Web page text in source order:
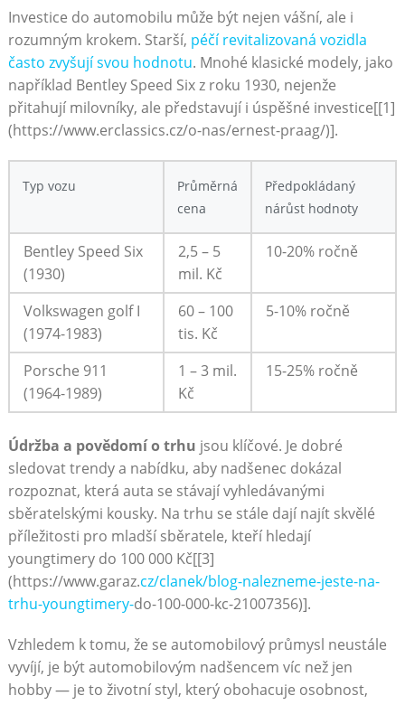
Investice do automobilu může být nejen vášní, ale i
rozumným krokem. Starší, péčí revitalizovaná vozidla
často zvyšují svou hodnotu. Mnohé klasické modely, jako
například Bentley Speed Six z roku 1930, nejenže
přitahují milovníky, ale představují i úspěšné investice[[1]
(https://www.erclassics.cz/o-nas/ernest-praag/)].
Typ vozu
Průměrná
cena
Předpokládaný
nárůst hodnoty
Bentley Speed Six
(1930)
2,5 – 5
mil. Kč
10-20% ročně
Volkswagen golf I
(1974-1983)
60 – 100
tis. Kč
5-10% ročně
Porsche 911
(1964-1989)
1 – 3 mil.
Kč
15-25% ročně
Údržba a povědomí o trhu jsou klíčové. Je dobré
sledovat trendy a nabídku, aby nadšenec dokázal
rozpoznat, která auta se stávají vyhledávanými
sběratelskými kousky. Na trhu se stále dají najít skvělé
příležitosti pro mladší sběratele, kteří hledají
youngtimery do 100 000 Kč[[3]
(https://www.garaz.cz/clanek/blog-nalezneme-jeste-na-
trhu-youngtimery-do-100-000-kc-21007356)].
Vzhledem k tomu, že se automobilový průmysl neustále
vyvíjí, je být automobilovým nadšencem víc než jen
hobby — je to životní styl, který obohacuje osobnost,